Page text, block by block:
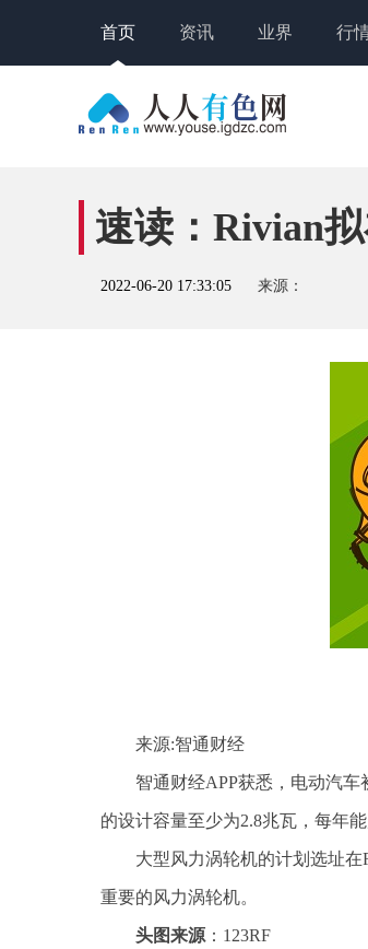
首页 资讯 业界 行
速读：Rivian
2022-06-20 17:33:05 来源：
来源:智通财经
智通财经APP获悉，电动汽
的设计容量至少为2.8兆瓦，每年
大型风力涡轮机的计划选址
重要的风力涡轮机。
头图来源 ：123RF